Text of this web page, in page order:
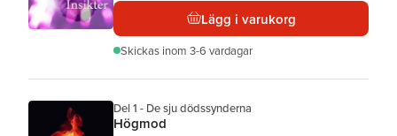
Lägg i varukorg
Skickas inom 3-6 vardagar
Del 1 - De sju dödssynderna
Högmod